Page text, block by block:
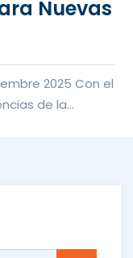
Nuevas
2025 Con el
de la